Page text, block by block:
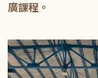
廣課程。